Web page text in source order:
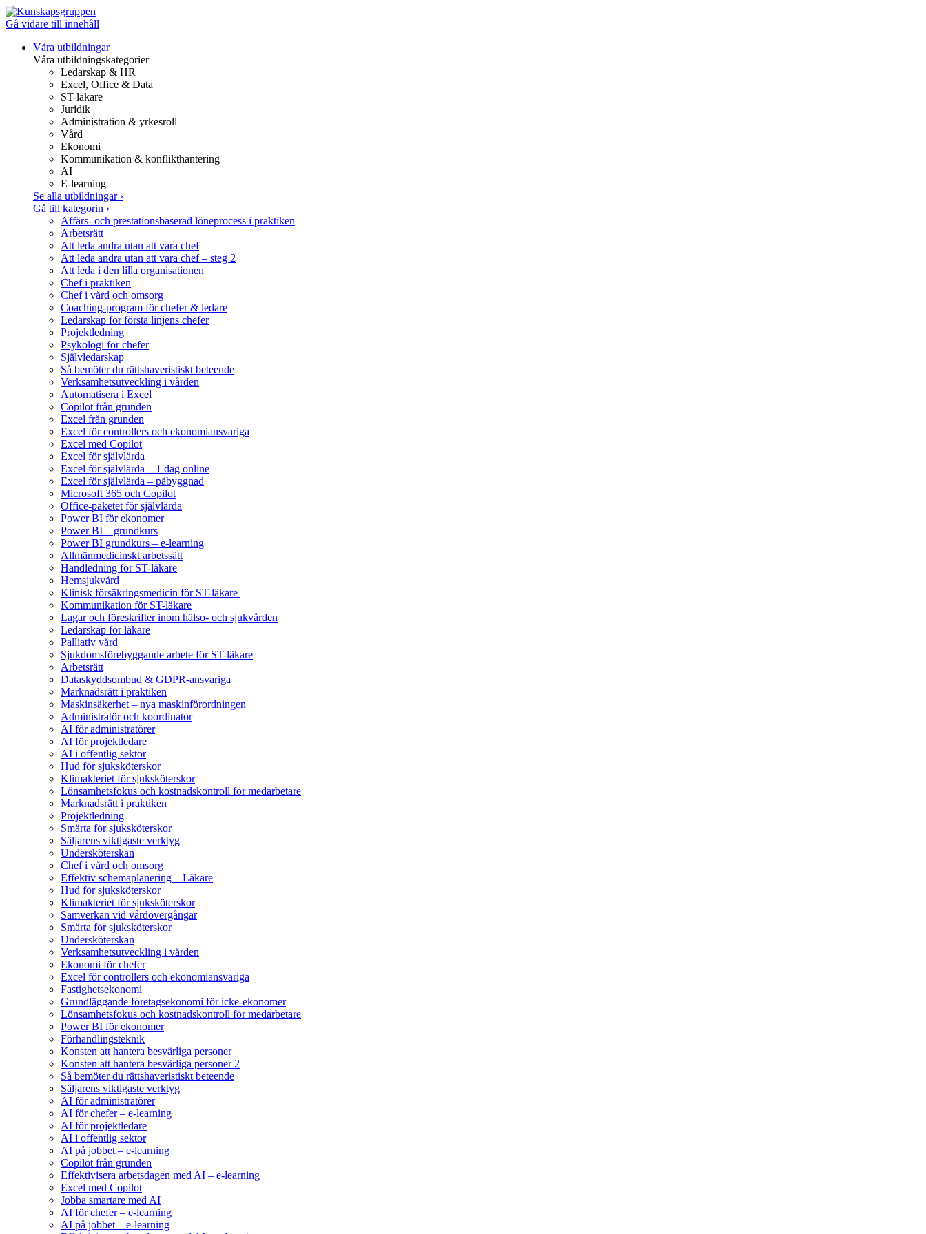
Gå vidare till innehåll
Våra utbildningar
Våra utbildningskategorier
Ledarskap & HR
Excel, Office & Data
ST-läkare
Juridik
Administration & yrkesroll
Vård
Ekonomi
Kommunikation & konflikthantering
AI
E-learning
Se alla utbildningar ›
Gå till kategorin ›
Affärs- och prestationsbaserad löneprocess i praktiken
Arbetsrätt
Att leda andra utan att vara chef
Att leda andra utan att vara chef – steg 2
Att leda i den lilla organisationen
Chef i praktiken
Chef i vård och omsorg
Coaching-program för chefer & ledare
Ledarskap för första linjens chefer
Projektledning
Psykologi för chefer
Självledarskap
Så bemöter du rättshaveristiskt beteende
Verksamhetsutveckling i vården
Automatisera i Excel
Copilot från grunden
Excel från grunden
Excel för controllers och ekonomiansvariga
Excel med Copilot
Excel för självlärda
Excel för självlärda – 1 dag online
Excel för självlärda – påbyggnad
Microsoft 365 och Copilot
Office-paketet för självlärda
Power BI för ekonomer
Power BI – grundkurs
Power BI grundkurs – e-learning
Allmänmedicinskt arbetssätt
Handledning för ST-läkare
Hemsjukvård
Klinisk försäkringsmedicin för ST-läkare
Kommunikation för ST-läkare
Lagar och föreskrifter inom hälso- och sjukvården
Ledarskap för läkare
Palliativ vård
Sjukdomsförebyggande arbete för ST-läkare
Arbetsrätt
Dataskyddsombud & GDPR-ansvariga
Marknadsrätt i praktiken
Maskinsäkerhet – nya maskinförordningen
Administratör och koordinator
AI för administratörer
AI för projektledare
AI i offentlig sektor
Hud för sjuksköterskor
Klimakteriet för sjuksköterskor
Lönsamhetsfokus och kostnadskontroll för medarbetare
Marknadsrätt i praktiken
Projektledning
Smärta för sjuksköterskor
Säljarens viktigaste verktyg
Undersköterskan
Chef i vård och omsorg
Effektiv schemaplanering – Läkare
Hud för sjuksköterskor
Klimakteriet för sjuksköterskor
Samverkan vid vårdövergångar
Smärta för sjuksköterskor
Undersköterskan
Verksamhetsutveckling i vården
Ekonomi för chefer
Excel för controllers och ekonomiansvariga
Fastighetsekonomi
Grundläggande företagsekonomi för icke-ekonomer
Lönsamhetsfokus och kostnadskontroll för medarbetare
Power BI för ekonomer
Förhandlingsteknik
Konsten att hantera besvärliga personer
Konsten att hantera besvärliga personer 2
Så bemöter du rättshaveristiskt beteende
Säljarens viktigaste verktyg
AI för administratörer
AI för chefer – e-learning
AI för projektledare
AI i offentlig sektor
AI på jobbet – e-learning
Copilot från grunden
Effektivisera arbetsdagen med AI – e-learning
Excel med Copilot
Jobba smartare med AI
AI för chefer – e-learning
AI på jobbet – e-learning